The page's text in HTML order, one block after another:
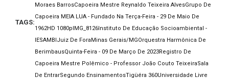
TAGS:
Moraes BarrosCapoeira Mestre Reynaldo Teixeira AlvesGrupo De
Capoeira MEIA LUA - Fundado Na Terça-Feira - 29 De Maio De
1962HD 1080p IMG_8126 Instituto De Educação Socioambiental -
IESAMBI Juiz De Fora Minas Gerais/MGOrquestra Harmônica De
BerimbausQuinta-Feira - 09 De Março De 2023Registro De
Capoeira Mestre Polêmico - Professor João Couto TeixeiraSala
De EntrarSegundo EnsinamentosTigüéra 360Universidade Livre